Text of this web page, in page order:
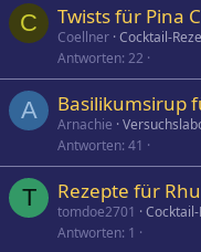
C Twists für Pina
Coellner Cocktail-
Antworten 22
A Basilikumsirup
Arnachie
Antworten 41
T Rezepte für
tomdoe2701
Antworten 1